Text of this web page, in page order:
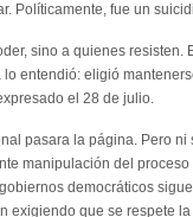
Políticamente, fue un
sino a quienes resisten.
entendió: eligió
el 28 de julio.
pasara la página. Pero ni
manipulación del
democráticos
exigiendo que se respete